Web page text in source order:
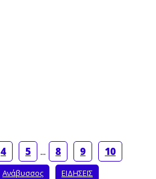
4 5 ... 8 9 10
Ανάβυσσος ΕΙΔΗΣΕΙΣ